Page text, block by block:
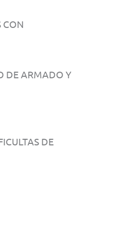
CON
DE ARMADO Y
DE